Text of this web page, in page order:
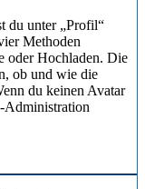
du unter „Profil“
Methoden
oder Hochladen. Die
ob und wie die
du keinen Avatar
Administration